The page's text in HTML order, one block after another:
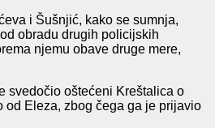
i Šušnjić, kako se sumnja,
obradu drugih policijskih
njemu obave druge mere,
svedočio oštećeni Kreštalica o
od Eleza, zbog čega ga je prijavio